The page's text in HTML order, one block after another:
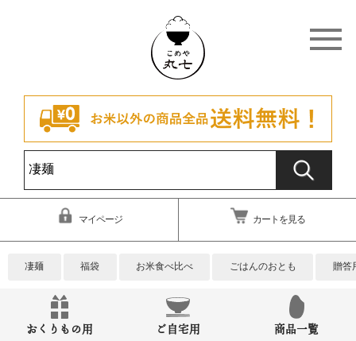
マイページ カートを見る
凄麺 福袋 お米食べ比べ ごはんのおとも 贈答
おくりもの用 ご自宅用 商品一覧